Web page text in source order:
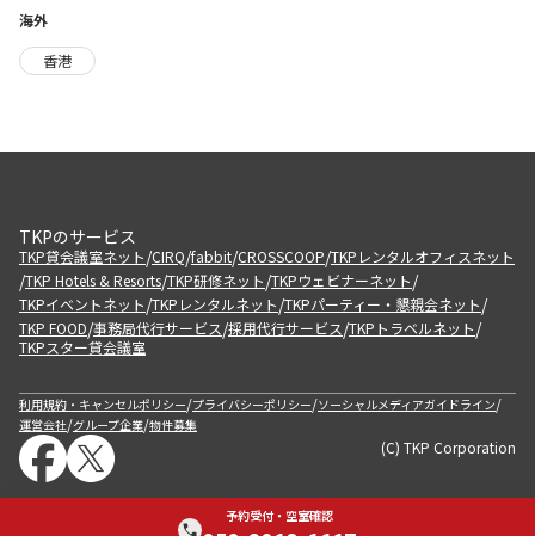
予約受付・空室確認
海外
香港
TKPのサービス
TKP貸会議室ネット/CIRQ/fabbit/CROSSCOOP/TKPレンタルオフィスネット
/TKP Hotels & Resorts/TKP研修ネット/TKPウェビナーネット/
TKPイベントネット/TKPレンタルネット/TKPパーティー・懇親会ネット/
TKP FOOD/事務局代行サービス/採用代行サービス/TKPトラベルネット/
TKPスター貸会議室
利用規約・キャンセルポリシー/プライバシーポリシー/ソーシャルメディアガイドライン/
運営会社/グループ企業/物件募集
(C) TKP Corporation